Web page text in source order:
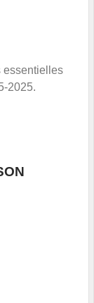
essentielles
2025.